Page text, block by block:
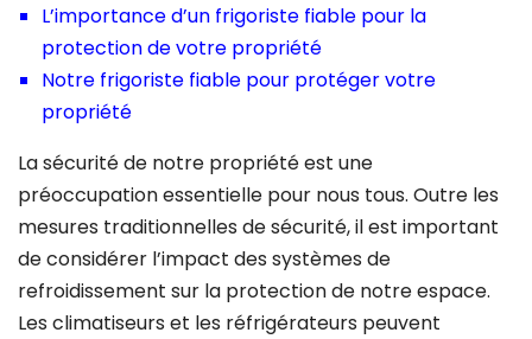
L’importance d’un frigoriste fiable pour la
protection de votre propriété
Notre frigoriste fiable pour protéger votre
propriété
La sécurité de notre propriété est une
préoccupation essentielle pour nous tous. Outre les
mesures traditionnelles de sécurité, il est important
de considérer l’impact des systèmes de
refroidissement sur la protection de notre espace.
Les climatiseurs et les réfrigérateurs peuvent